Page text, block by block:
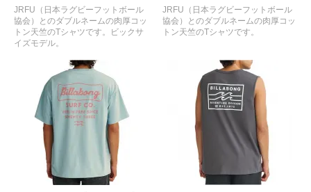
JRFU（日本ラグビーフットボール
協会）とのダブルネームの肉厚コッ
トン天竺のTシャツです。ビックサ
イズモデル。
JRFU（日本ラグビーフットボール
協会）とのダブルネームの肉厚コッ
トン天竺のTシャツです。